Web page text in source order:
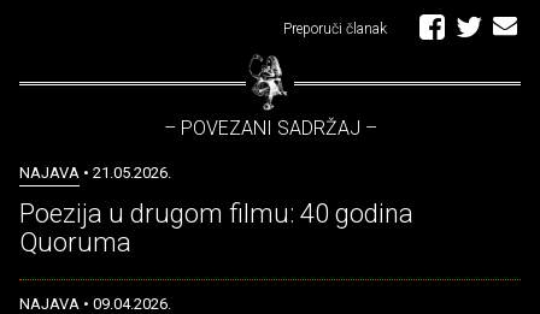
Preporuči članak
– POVEZANI SADRŽAJ –
NAJAVA • 21.05.2026.
Poezija u drugom filmu: 40 godina
Quoruma
NAJAVA • 09.04.2026.